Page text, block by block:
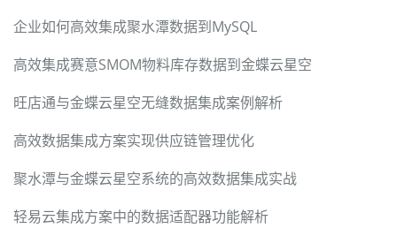
企业如何高效集成聚水潭数据到MySQL
高效集成赛意SMOM物料库存数据到金蝶云星空
旺店通与金蝶云星空无缝数据集成案例解析
高效数据集成方案实现供应链管理优化
聚水潭与金蝶云星空系统的高效数据集成实战
轻易云集成方案中的数据适配器功能解析